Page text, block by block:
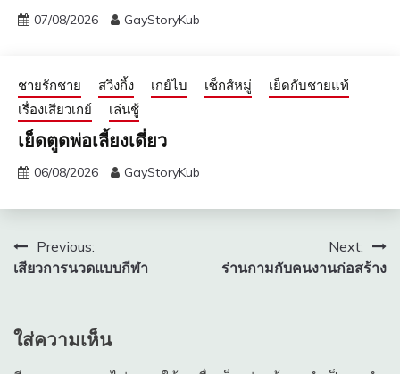
07/08/2026 GayStoryKub
ชายรักชาย สวิงกิ้ง เกย์ไบ เซ็กส์หมู่
เย็ดกับชายแท้
เรื่องเสียวเกย์
เล่นชู้
เย็ดตูดพ่อเลี้ยงเดี่ยว
06/08/2026 GayStoryKub
แนะแนว
เรื่อง
Previous:
เสียวการนวดแบบกีฬา
Next:
ร่านกามกับคนงานก่อสร้าง​
ใส่ความเห็น